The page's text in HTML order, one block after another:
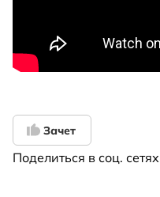
Зачет
Поделиться в соц. сетях